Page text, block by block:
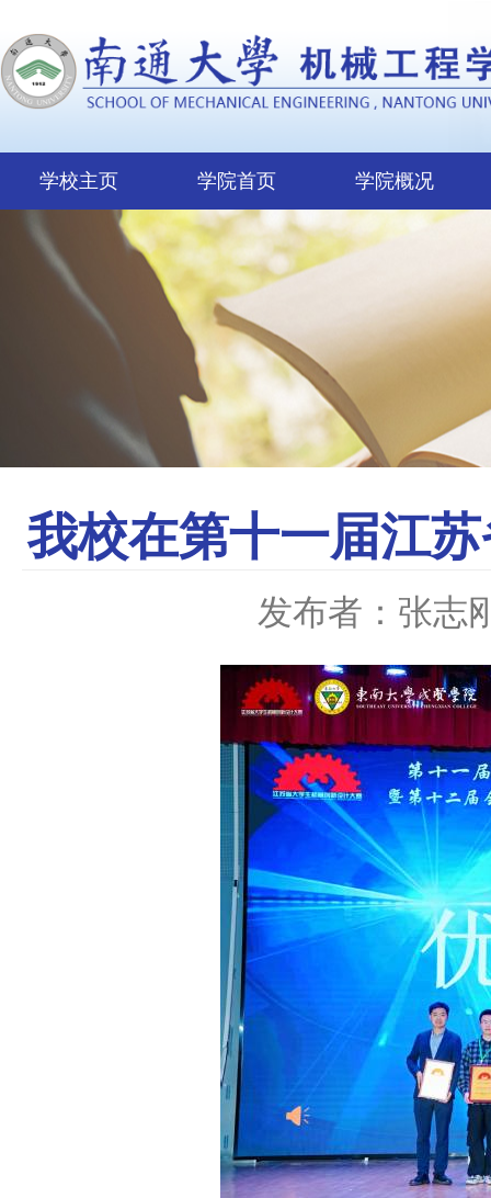
学校主页 学院首页 学院概况
我校在第十一届江
发布者：张志